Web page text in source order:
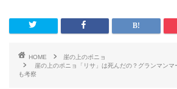
HOME
崖の上のポニョ
崖の上のポニョ「リサ」は死んだの？グランマン
も考察